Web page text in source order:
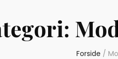
Forside /